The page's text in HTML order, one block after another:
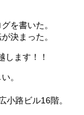
を書いた。
決まった。
します！！
。
小路ビル16階。